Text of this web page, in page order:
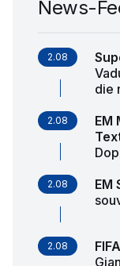
News-
2.08
die
2.08
EM
2.08 EM
2.08